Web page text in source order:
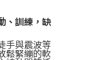
、訓練，缺
手與震波等
鬆緊繃的軟